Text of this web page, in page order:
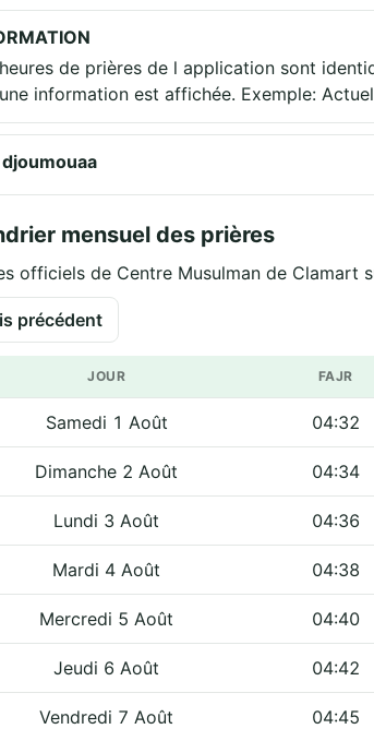
de prières de l application sont
information est affichée. Exemple:
mensuel des prières
officiels de Centre Musulman de Clamart
précédent
JOUR FAJR
Samedi 1 Août 04:32
Dimanche 2 Août 04:34
Lundi 3 Août 04:36
Mardi 4 Août 04:38
Mercredi 5 Août 04:40
Jeudi 6 Août 04:42
Vendredi 7 Août 04:45